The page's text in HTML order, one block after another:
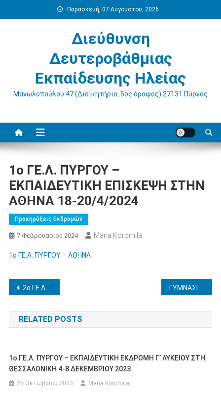
στο
Παρασκευή, 07 Αυγούστου, 2026
Διεύθυνση
Δευτεροβάθμιας
Εκπαίδευσης Ηλείας
Μανωλοπούλου 47 (Διοικητήριο, 5ος όροφος) 27131 Πύργος
1o ΓΕ.Λ. ΠΥΡΓΟΥ –
ΕΚΠΑΙΔΕΥΤΙΚΗ ΕΠΙΣΚΕΨΗ ΣΤΗΝ
ΑΘΗΝΑ 18-20/4/2024
Προκηρύξεις Εκδρομών
7 Φεβρουαρίου 2024 Maria Koromila
1ο ΓΕ.Λ. ΠΥΡΓΟΥ – ΑΘΗΝΑ
Πλοήγηση
άρθρων
2o ΓΕ.Λ. ΑΜΑΛΙΑΔΑΣ – ΕΚΠΑΙΔΕΥΤΙΚΗ ΕΠΙΣΚΕΨΗ ΣΕ ΤΡΙΚΑΛΑ-ΜΕΤΕΩΡΑ-ΚΑΛΑΜΠΑΚΑ 5-7/4/2024
RELATED POSTS
1ο ΓΕ.Λ. ΠΥΡΓΟΥ – ΕΚΠΑΙΔΕΥΤΙΚΗ ΕΚΔΡΟΜΗ Γ’ ΛΥΚΕΙΟΥ ΣΤΗ
ΘΕΣΣΑΛΟΝΙΚΗ 4-8 ΔΕΚΕΜΒΡΙΟΥ 2023
25 Οκτωβρίου 2023 Maria Koromila